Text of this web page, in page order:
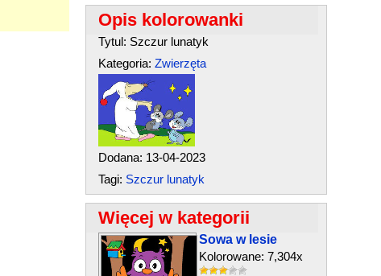
Opis kolorowanki
Tytul: Szczur lunatyk
Kategoria: Zwierzęta
Dodana: 13-04-2023
Tagi: Szczur lunatyk
Więcej w kategorii
Sowa w lesie
Kolorowane: 7,304x